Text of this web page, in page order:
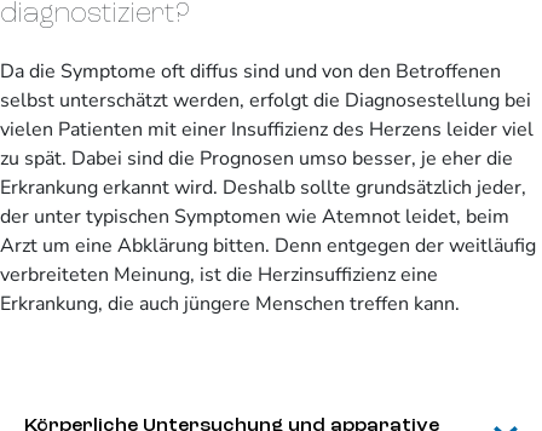
diagnostiziert?
Da die Symptome oft diffus sind und von den Betroffenen
selbst unterschätzt werden, erfolgt die Diagnosestellung bei
vielen Patienten mit einer Insuffizienz des Herzens leider viel
zu spät. Dabei sind die Prognosen umso besser, je eher die
Erkrankung erkannt wird. Deshalb sollte grundsätzlich jeder,
der unter typischen Symptomen wie Atemnot leidet, beim
Arzt um eine Abklärung bitten. Denn entgegen der weitläufig
verbreiteten Meinung, ist die Herzinsuffizienz eine
Erkrankung, die auch jüngere Menschen treffen kann.
Körperliche Untersuchung und apparative